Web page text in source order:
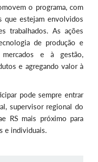
o programa, com
que estejam envolvidos
trabalhados. As ações
de produção e
e à gestão,
e agregando valor à
pode sempre entrar
supervisor regional do
RS mais próximo para
e individuais.